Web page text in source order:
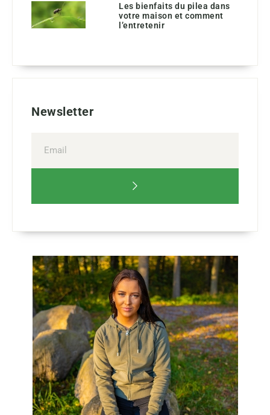
Les bienfaits du pilea dans
votre maison et comment
l’entretenir
Newsletter